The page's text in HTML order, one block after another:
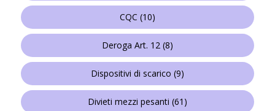
CQC (10)
Deroga Art. 12 (8)
Dispositivi di scarico (9)
Divieti mezzi pesanti (61)